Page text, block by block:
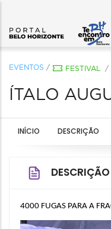
EVENTOS / FESTIVAL /
​​​​​​​ÍTALO
INÍCIO DESCRIÇÃO
DESCRIÇÃO
4000 FUGAS PARA A